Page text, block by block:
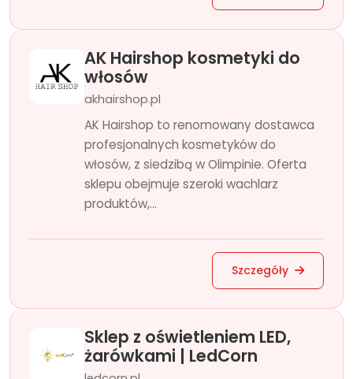
AK Hairshop kosmetyki do
włosów
akhairshop.pl
AK Hairshop to renomowany dostawca
profesjonalnych kosmetyków do
włosów, z siedzibą w Olimpinie. Oferta
sklepu obejmuje szeroki wachlarz
produktów,...
Szczegóły
Sklep z oświetleniem LED,
żarówkami | LedCorn